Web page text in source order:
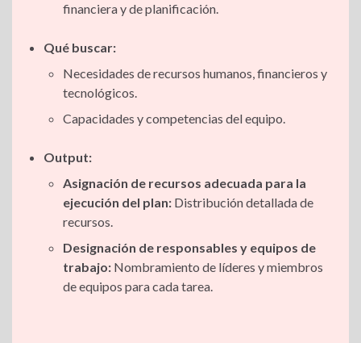
financiera y de planificación.
Qué buscar:
Necesidades de recursos humanos, financieros y
tecnológicos.
Capacidades y competencias del equipo.
Output:
Asignación de recursos adecuada para la
ejecución del plan: Distribución detallada de
recursos.
Designación de responsables y equipos de
trabajo: Nombramiento de líderes y miembros
de equipos para cada tarea.